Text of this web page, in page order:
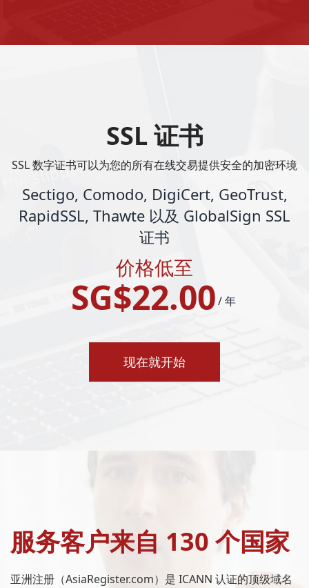
SSL 证书
SSL 数字证书可以为您的所有在线交易提供安全的加密环境
Sectigo, Comodo, DigiCert, GeoTrust,
RapidSSL, Thawte 以及 GlobalSign SSL
证书
价格低至
SG$22.00/ 年
现在就开始
服务客户来自 130 个国家
亚洲注册（AsiaRegister.com）是 ICANN 认证的顶级域名